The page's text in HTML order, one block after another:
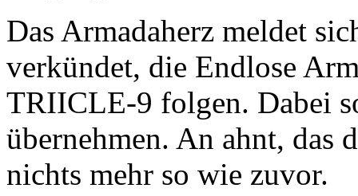
Das Armadaherz meldet
verkündet, die Endlose
TRIICLE-9 folgen. Dabei
übernehmen. An ahnt, das
nichts mehr so wie zuvor.